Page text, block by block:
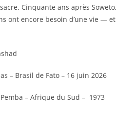
Cinquante ans après Soweto,
ont encore besoin d’une vie — et
– Brasil de Fato – 16 juin 2026
– Afrique du Sud – 1973